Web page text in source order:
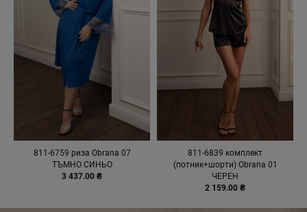
811-6759 риза Obrana 07
ТЪМНО СИНЬО
3 437.00 ₴
811-6839 комплект
(потник+шорти) Obrana 01
ЧЕРЕН
2 159.00 ₴